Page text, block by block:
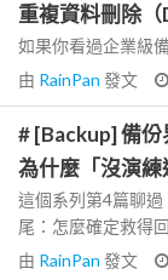
重複資料刪除
如果你看過企業級
由 RainPan 發文
# [Backup] 備
為什麼「沒演
這個系列第4篇聊
尾：怎麼確定救得
由 RainPan 發文